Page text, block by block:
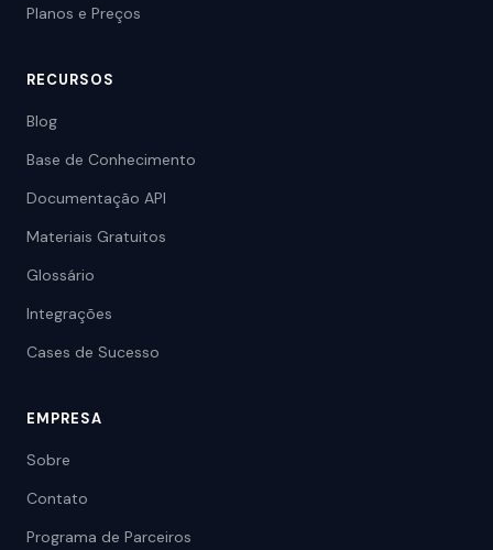
Planos e Preços
RECURSOS
Blog
Base de Conhecimento
Documentação API
Materiais Gratuitos
Glossário
Integrações
Cases de Sucesso
EMPRESA
Sobre
Contato
Programa de Parceiros